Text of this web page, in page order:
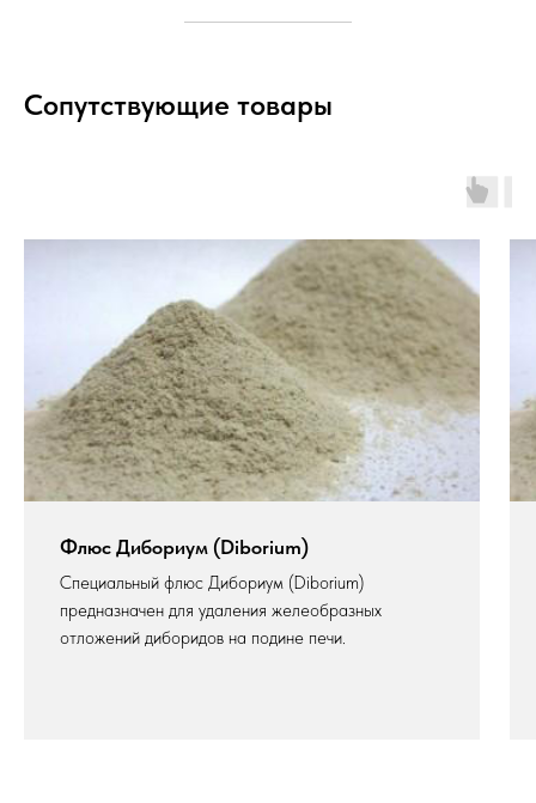
Сопутствующие товары
Флюс Дибориум (Diborium)
Специальный флюс Дибориум (Diborium)
предназначен для удаления желеобразных
отложений диборидов на подине печи.